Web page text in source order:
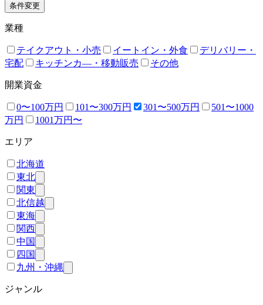
条件変更
業種
テイクアウト・小売 イートイン・外食
デリバリー・
宅配
キッチンカ―・移動販売 その他
開業資金
0〜100万円 101〜300万円 301〜500万円
501〜1000
万円
1001万円〜
エリア
北海道
東北
関東
北信越
東海
関西
中国
四国
九州・沖縄
ジャンル